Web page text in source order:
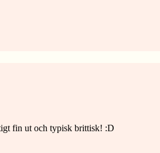
fin ut och typisk brittisk! :D